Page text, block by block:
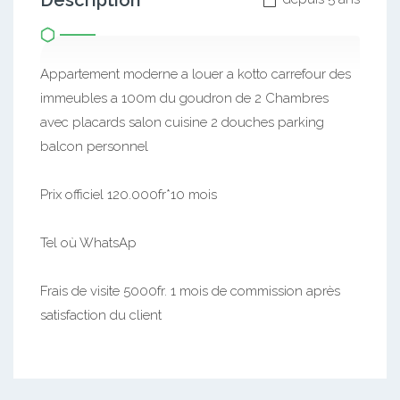
Appartement moderne a louer a kotto carrefour des
immeubles a 100m du goudron de 2 Chambres
avec placards salon cuisine 2 douches parking
balcon personnel
Prix officiel 120.000fr*10 mois
Tel où WhatsAp
Frais de visite 5000fr. 1 mois de commission après
satisfaction du client